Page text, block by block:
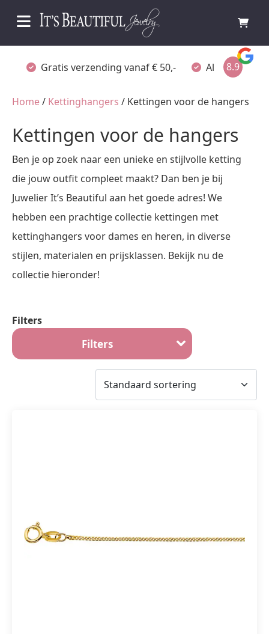
Gratis verzending vanaf € 50,- Altijd verpakt
8.9
Home/ Kettinghangers / Kettingen voor de hangers
Kettingen voor de hangers
Ben je op zoek naar een unieke en stijlvolle ketting
die jouw outfit compleet maakt? Dan ben je bij
Juwelier It’s Beautiful aan het goede adres! We
hebben een prachtige collectie kettingen met
kettinghangers voor dames en heren, in diverse
stijlen, materialen en prijsklassen. Bekijk nu de
collectie hieronder!
Filters
Filters